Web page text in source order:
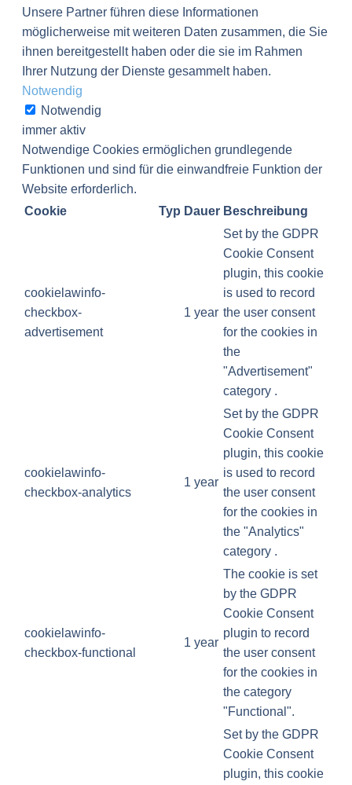
Unsere Partner führen diese Informationen
möglicherweise mit weiteren Daten zusammen, die Sie
ihnen bereitgestellt haben oder die sie im Rahmen
Ihrer Nutzung der Dienste gesammelt haben.
Notwendig
Notwendig
immer aktiv
Notwendige Cookies ermöglichen grundlegende
Funktionen und sind für die einwandfreie Funktion der
Website erforderlich.
Cookie
Typ Dauer Beschreibung
cookielawinfo-
checkbox-
advertisement
1 year
Set by the GDPR
Cookie Consent
plugin, this cookie
is used to record
the user consent
for the cookies in
the
"Advertisement"
category .
cookielawinfo-
checkbox-analytics
1 year
Set by the GDPR
Cookie Consent
plugin, this cookie
is used to record
the user consent
for the cookies in
the "Analytics"
category .
cookielawinfo-
checkbox-functional
1 year
The cookie is set
by the GDPR
Cookie Consent
plugin to record
the user consent
for the cookies in
the category
"Functional".
Set by the GDPR
Cookie Consent
plugin, this cookie